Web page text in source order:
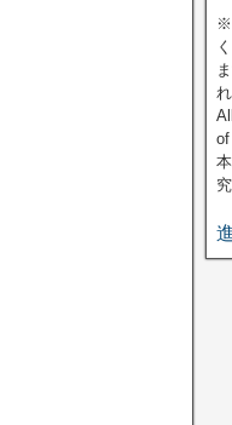
※